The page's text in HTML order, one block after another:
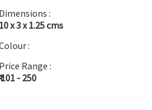
Dimensions :
10 x 3 x 1.25 cms
:
Price Range :
₹ 101 - 250